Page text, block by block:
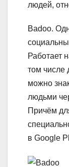
людей,
Badoo.
Работает
том числе
можно
людьми
Причём
в Google